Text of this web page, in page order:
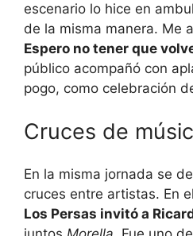
escenario lo hice en
de la misma manera. Me
Espero no tener que
público acompañó con
pogo, como celebración
Cruces de
En la misma jornada se
cruces entre artistas. En
Los Persas invitó a